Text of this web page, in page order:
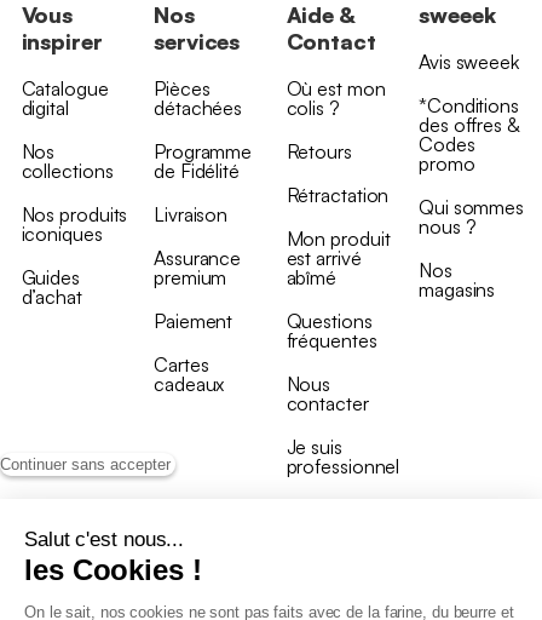
Continuer sans accepter
Salut c'est nous...
les Cookies !
On le sait, nos cookies ne sont pas faits avec de la farine, du beurre et
Vous
inspirer
Catalogue
digital
Nos
collections
Nos produits
iconiques
Guides
d’achat
Nos
services
Pièces
détachées
Programme
de Fidélité
Livraison
Assurance
premium
Paiement
Cartes
cadeaux
Aide &
Contact
Où est mon
colis ?
Retours
Rétractation
Mon produit
est arrivé
abîmé
Questions
fréquentes
Nous
contacter
Je suis
professionnel
sweeek
Avis sweeek
*Conditions
des offres &
Codes
promo
Qui sommes
nous ?
Nos
magasins